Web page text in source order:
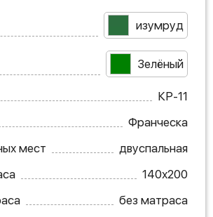
изумруд
Зелёный
КР-11
Франческа
мест
двуспальная
140х200
без матраса